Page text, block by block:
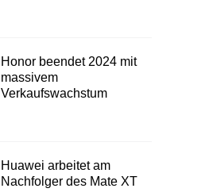
Honor beendet 2024 mit
massivem
Verkaufswachstum
Huawei arbeitet am
Nachfolger des Mate XT